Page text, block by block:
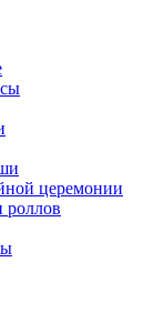
церемонии
роллов